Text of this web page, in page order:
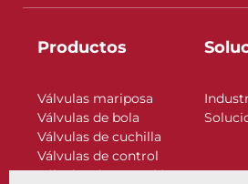
Productos
Válvulas mariposa
Válvulas de bola
Válvulas de cuchilla
Válvulas de control
Válvulas de retención